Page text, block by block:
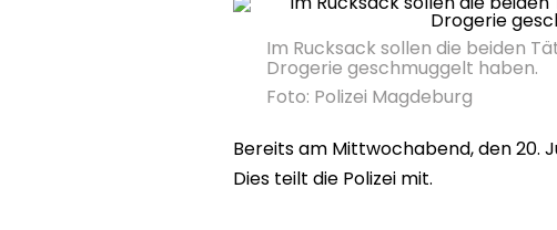
Im Rucksack sollen die beiden
Drogerie geschmuggelt haben.
Foto: Polizei Magdeburg
Bereits am Mittwochabend, den 20.
Dies teilt die Polizei mit.